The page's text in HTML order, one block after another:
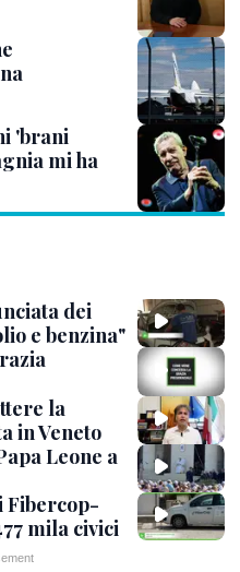
'brani
mi ha
dei
e benzina"
la
in Veneto
Leone a
Fibercop-
mila civici